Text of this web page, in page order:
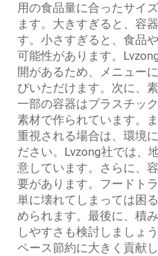
用の食品量に合ったサイ
ます。大きすぎると、容
す。小さすぎると、食品
可能性があります。
開があるため、メニュー
びいただけます。次に、
一部の容器はプラスチッ
素材で作られています。
重視される場合は、環境
ださい。Lvzong社では、
意しています。さらに、
要があります。フードト
単に壊れてしまっては困
められます。最後に、積
しやすさも検討しましょ
ペース節約に大きく貢献